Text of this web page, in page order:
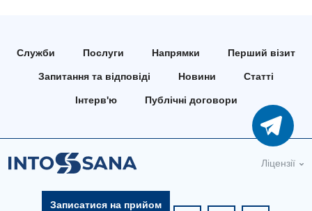
Служби Послуги Напрямки Перший візит
Запитання та відповіді Новини Статті
Інтерв'ю Публічні договори
Ліцензії
Записатися на прийом